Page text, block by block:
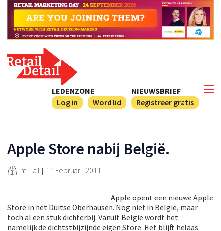
NIEUWSBRIEF
Registreer gratis
LEDENZONE
Log in
Word lid
Apple Store nabij België.
m-Tail 11 Februari, 2011
Apple opent een nieuwe Apple
Store in het Duitse Oberhausen. Nog niet in België, maar
toch al een stuk dichterbij. Vanuit België wordt het
namelijk de dichtstbijzijnde eigen Store. Het blijft helaas